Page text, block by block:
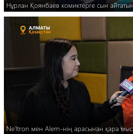
Нұрлан Қоянбаев комиктерге сын
Ne1tron мен Alem-нің арасынан қара